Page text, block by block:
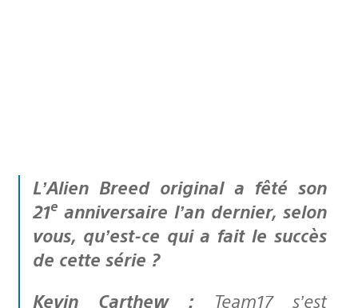
L’Alien Breed original a fêté son
21e anniversaire l’an dernier, selon
vous, qu’est-ce qui a fait le succès
de cette série ?
Kevin Carthew : Team17 s’est